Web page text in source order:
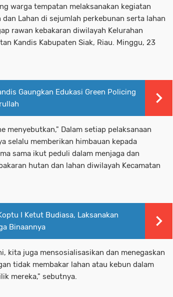
warga tempatan melaksanakan kegiatan
Lahan di sejumlah perkebunan serta lahan
rawan kebakaran diwilayah Kelurahan
Kandis Kabupaten Siak, Riau. Minggu, 23
Gaungkan Edukasi Green Policing
menyebutkan," Dalam setiap pelaksanaan
selalu memberikan himbauan kepada
sama ikut peduli dalam menjaga dan
hutan dan lahan diwilayah Kecamatan
I Ketut Budiasa, Laksanakan
Binaannya
kita juga mensosialisasikan dan menegaskan
tidak membakar lahan atau kebun dalam
mereka," sebutnya.